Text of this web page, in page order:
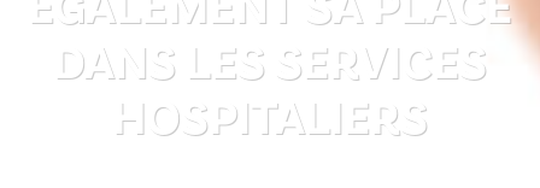
DANS LES SERVICES
HOSPITALIERS